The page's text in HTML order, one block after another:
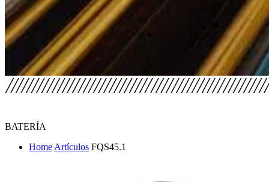
BATERÍA
Home Artículos FQS45.1